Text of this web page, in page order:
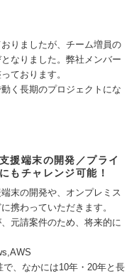
りましたが、チーム増員の
なりました。弊社メンバー
ております。
く長期のプロジェクトにな
援端末の開発／プライ
もチャレンジ可能！
末の開発や、オンプレミス
携わっていただきます。
元請案件のため、将来的に
、なかには10年・20年と長